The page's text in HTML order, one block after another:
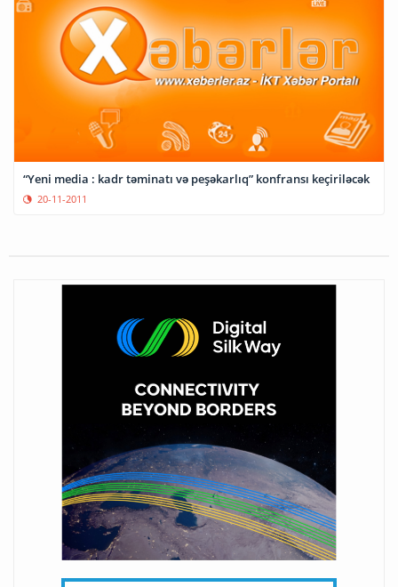
“Yeni media : kadr təminatı və peşəkarlıq” konfransı keçiriləcək
20-11-2011